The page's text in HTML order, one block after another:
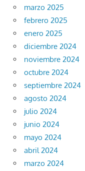
marzo 2025
febrero 2025
enero 2025
diciembre 2024
noviembre 2024
octubre 2024
septiembre 2024
agosto 2024
julio 2024
junio 2024
mayo 2024
abril 2024
marzo 2024